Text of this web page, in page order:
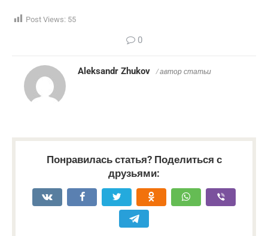
Post Views: 55
0
Aleksandr Zhukov / автор статьи
Понравилась статья? Поделиться с
друзьями: